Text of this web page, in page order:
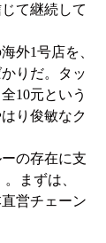
て継続して
外1号店を、
りだ。タッ
10元という
り俊敏なク
の存在に支
まずは、
営チェーン